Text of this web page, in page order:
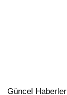
Güncel Haberler